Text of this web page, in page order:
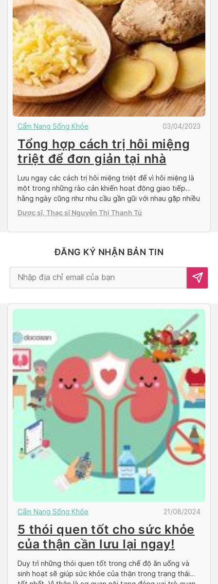
Cẩm Nang Sống Khỏe 03/04/2023
Tổng hợp cách trị hôi miệng
triệt để đơn giản tại nhà
Lưu ngay các cách trị hôi miệng triệt để vì hôi miệng là
một trong những rào cản khiến hoạt động giao tiếp
hằng ngày cũng như nhu cầu gần gũi với nhau gặp nhiều
khó khăn và mặc cảm. Hôi miệng có thể bắt nguồn từ
nhiều nguyên nhân khác nhau, sinh lý hoặc […]
Dược sĩ, Thạc sĩ Nguyễn Thị Thanh Tú
ĐĂNG KÝ NHẬN BẢN TIN
Cẩm Nang Sống Khỏe 21/08/2024
5 thói quen tốt cho sức khỏe
của thận cần lưu lại ngay!
Duy trì những thói quen tốt trong chế độ ăn uống và
sinh hoạt sẽ giúp sức khỏe của thận trong trạng thái